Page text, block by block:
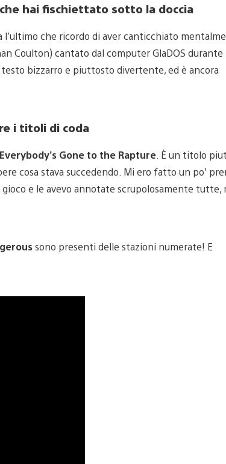
hai fischiettato sotto la doccia
che ricordo di aver canticchiato
Coulton) cantato dal computer GlaDOS
bizzarro e piuttosto divertente, ed è ancora
i titoli di coda
Everybody’s Gone to the Rapture . È un titolo
cosa stava succedendo. Mi ero fatto un po’
e le avevo annotate scrupolosamente tutte,
sono presenti delle stazioni numerate! E